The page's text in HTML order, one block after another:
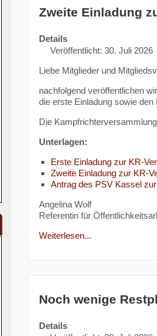
Zweite Einladung
Details
Veröffentlicht: 30. Juli 2026
Liebe Mitglieder und
nachfolgend veröffentlichen
die erste Einladung sowie
Die
Unterlagen:
Erste Einladung zur KR-
Zweite Einladung zur KR-
Antrag des PSV Kassel
Angelina Wolf
Referentin für
Weiterlesen...
Noch wenige
Details